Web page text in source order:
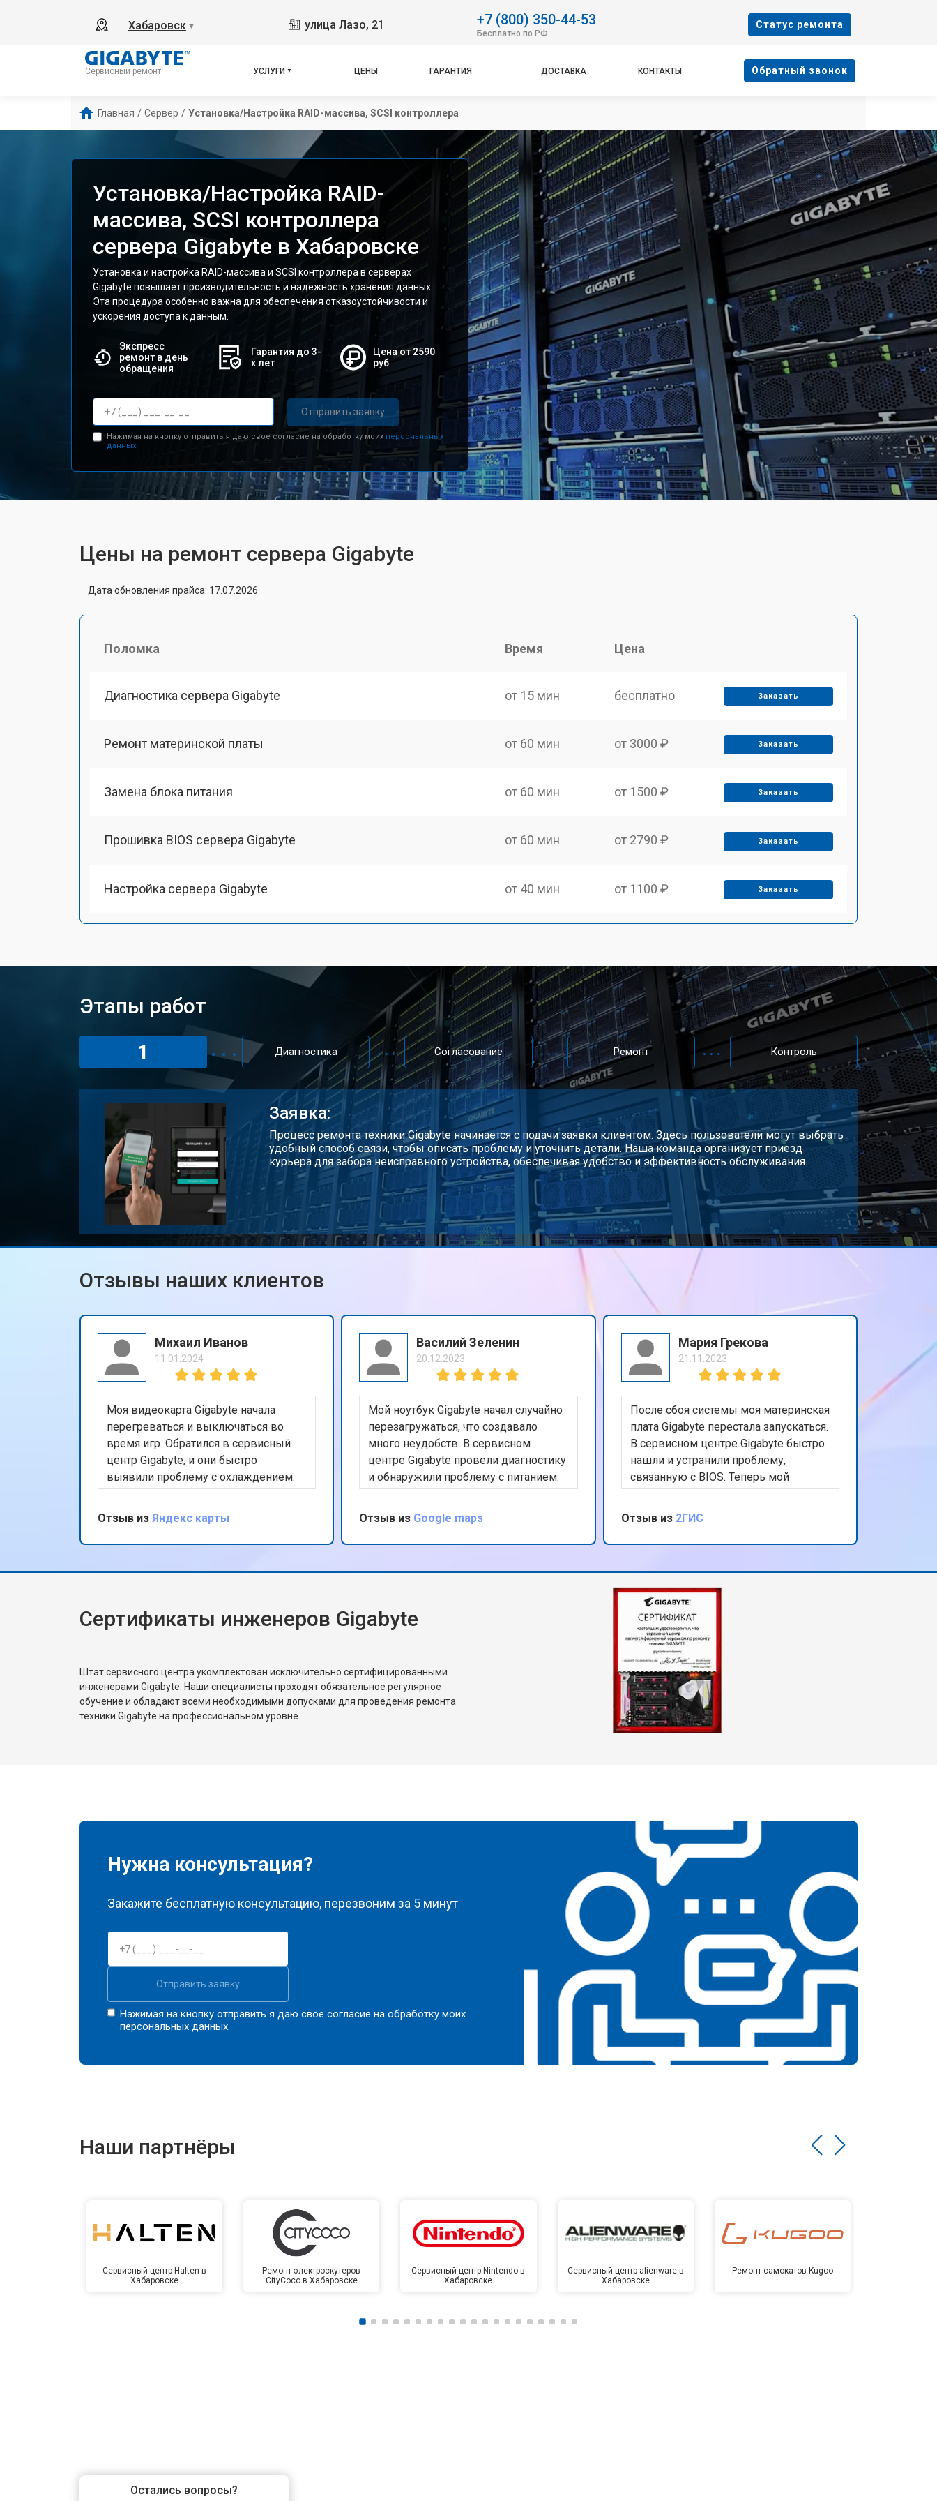
Хабаровск ▼ улица Лазо, 21 +7 (800) 350-44-53
Бесплатно по РФ
Cтатус ремонта
Сервисный ремонт УСЛУГИ ЦЕНЫ ГАРАНТИЯ ДОСТАВКА КОНТАКТЫ Oбратный звонок
Главная / Сервер / Установка/Настройка RAID-массива, SCSI контроллера
Установка/Настройка RAID-
массива, SCSI контроллера
сервера Gigabyte в Хабаровске
Установка и настройка RAID-массива и SCSI контроллера в серверах
Gigabyte повышает производительность и надежность хранения данных.
Эта процедура особенно важна для обеспечения отказоустойчивости и
ускорения доступа к данным.
Экспресс
ремонт в день
обращения
Гарантия до 3-
х лет
Цена от 2590
руб
Отправить заявку
Нажимая на кнопку отправить я даю свое согласие на обработку моих персональных
данных.
Цены на ремонт сервера Gigabyte
Дата обновления прайса: 17.07.2026
Поломка Время Цена
Диагностика сервера Gigabyte от 15 мин бесплатно Заказать
Ремонт материнской платы от 60 мин от 3000 ₽ Заказать
Замена блока питания от 60 мин от 1500 ₽ Заказать
Прошивка BIOS сервера Gigabyte от 60 мин от 2790 ₽ Заказать
Настройка сервера Gigabyte от 40 мин от 1100 ₽ Заказать
Этапы работ
1
Диагностика Согласование Ремонт Контроль
Заявка:
Процесс ремонта техники Gigabyte начинается с подачи заявки клиентом. Здесь пользователи могут выбрать
удобный способ связи, чтобы описать проблему и уточнить детали. Наша команда организует приезд
курьера для забора неисправного устройства, обеспечивая удобство и эффективность обслуживания.
Отзывы наших клиентов
Михаил Иванов
11.01.2024
Моя видеокарта Gigabyte начала
перегреваться и выключаться во
время игр. Обратился в сервисный
центр Gigabyte, и они быстро
выявили проблему с охлаждением.
видеокарта снова работает
безупречно. Очень доволен
оперативностью и качеством работы.
Отзыв из Яндекс карты
Василий Зеленин
20.12.2023
Мой ноутбук Gigabyte начал случайно
перезагружаться, что создавало
много неудобств. В сервисном
центре Gigabyte провели диагностику
и обнаружили проблему с питанием.
теперь ноутбук работает стабильно.
Хочу отметить высокий уровень
обслуживания и профессионализм
Отзыв из Google maps
Мария Грекова
21.11.2023
После сбоя системы моя материнская
плата Gigabyte перестала запускаться.
В сервисном центре Gigabyte быстро
нашли и устранили проблему,
связанную с BIOS. Теперь мой
Очень благодарна за
профессиональный подход и
внимание к деталям. Ваш сервис
Отзыв из 2ГИС
Сертификаты инженеров Gigabyte
Штат сервисного центра укомплектован исключительно сертифицированными
инженерами Gigabyte. Наши специалисты проходят обязательное регулярное
обучение и обладают всеми необходимыми допусками для проведения ремонта
техники Gigabyte на профессиональном уровне.
Нужна консультация?
Закажите бесплатную консультацию, перезвоним за 5 минут
Отправить заявку
Нажимая на кнопку отправить я даю свое согласие на обработку моих
персональных данных.
Наши партнёры
Сервисный центр Halten в
Хабаровске
Ремонт электроскутеров
CityCoco в Хабаровске
Сервисный центр Nintendo в
Хабаровске
Сервисный центр alienware в
Хабаровске
Ремонт самокатов Kugoo
Остались вопросы?